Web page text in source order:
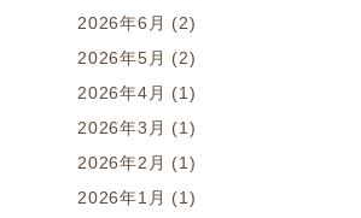
2026年6月 (2)
2026年5月 (2)
2026年4月 (1)
2026年3月 (1)
2026年2月 (1)
2026年1月 (1)